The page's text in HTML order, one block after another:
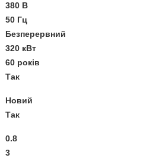
380 В
50 Гц
Безперервний
320 кВт
60 років
Так
Новий
Так
0.8
3